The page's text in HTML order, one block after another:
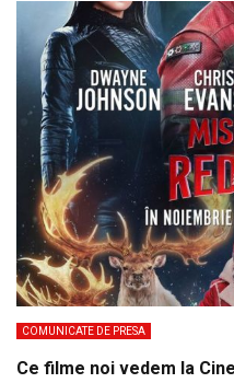
COMUNICATE DE PRESA
Ce filme noi vedem la